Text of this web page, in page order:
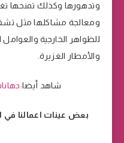
وتدهورها وكذلك تمنحها
ومعالجة مشاكلها مثل
للظواهر الخارجية
والأمطار الغزيرة.
شاهد أيضا:
بعض عينات اعمالنا في